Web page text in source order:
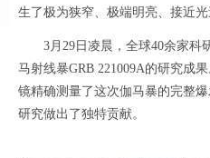
生了极为狭窄、极端明亮、接近光
3月29日凌晨，全球40余家科
马射线暴GRB 221009A的研究成
镜精确测量了这次伽马暴的完整
研究做出了独特贡献。